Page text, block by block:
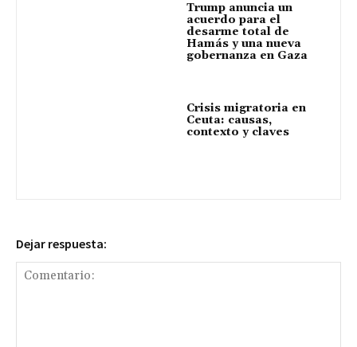
Trump anuncia un
acuerdo para el
desarme total de
Hamás y una nueva
gobernanza en Gaza
Crisis migratoria en
Ceuta: causas,
contexto y claves
Dejar respuesta: